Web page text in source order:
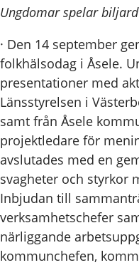
Ungdomar spelar
· Den 14 september
folkhälsodag i Åsele.
presentationer med
Länsstyrelsen i
samt från Åsele
projektledare för
avslutades med en
svagheter och styrkor
Inbjudan till
verksamhetschefer
närliggande
kommunchefen,